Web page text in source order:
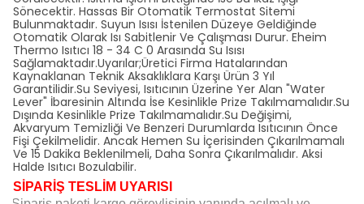
Sönecektir. Hassas Bir Otomatik Termostat Sitemi
Bulunmaktadır. Suyun Isısı İstenilen Düzeye Geldiğinde
Otomatik Olarak Isı Sabitlenir Ve Çalışması Durur. Eheim
Thermo Isıtıcı 18 - 34 C 0 Arasında Su Isısı
Sağlamaktadır.Uyarılar;Üretici Firma Hatalarından
Kaynaklanan Teknik Aksaklıklara Karşı Ürün 3 Yıl
Garantilidir.Su Seviyesi, Isıtıcının Üzerine Yer Alan "Water
Lever" İbaresinin Altında İse Kesinlikle Prize Takılmamalıdır.Su
Dışında Kesinlikle Prize Takılmamalıdır.Su Değişimi,
Akvaryum Temizliği Ve Benzeri Durumlarda Isıtıcının Önce
Fişi Çekilmelidir. Ancak Hemen Su İçerisinden Çıkarılmamalı
Ve 15 Dakika Beklenilmeli, Daha Sonra Çıkarılmalıdır. Aksi
Halde Isıtıcı Bozulabilir.
SİPARİŞ TESLİM UYARISI